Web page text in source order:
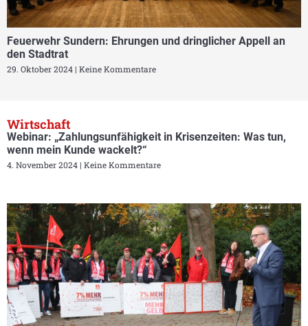
Feuerwehr Sundern: Ehrungen und dringlicher Appell an
den Stadtrat
29. Oktober 2024 Keine Kommentare
Wirtschaft
Webinar: „Zahlungsunfähigkeit in Krisenzeiten: Was tun,
wenn mein Kunde wackelt?“
4. November 2024 Keine Kommentare